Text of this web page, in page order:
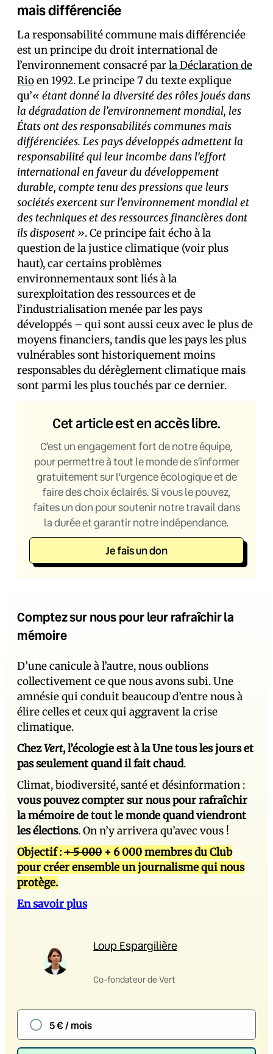
mais différenciée
La responsabilité commune mais différenciée
est un principe du droit international de
l’environnement consacré parla Déclaration de
Rioen 1992. Le principe 7 du texte explique
qu’« étant donné la diversité des rôles joués dans
la dégradation de l’environnement mondial, les
États ont des responsabilités communes mais
différenciées. Les pays développés admettent la
responsabilité qui leur incombe dans l’effort
international en faveur du développement
durable, compte tenu des pressions que leurs
sociétés exercent sur l’environnement mondial et
des techniques et des ressources financières dont
ils disposent ». Ce principe fait écho à la
question de la justice climatique (voir plus
haut), car certains problèmes
environnementaux sont liés à la
surexploitation des ressources et de
l’industrialisation menée par les pays
développés – qui sont aussi ceux avec le plus de
moyens financiers, tandis que les pays les plus
vulnérables sont historiquement moins
responsables du dérèglement climatique mais
sont parmi les plus touchés par ce dernier.
Cet article est en accès libre.
C’est un engagement fort de notre équipe,
pour permettre à tout le monde de s’informer
gratuitement sur l’urgence écologique et de
faire des choix éclairés. Si vous le pouvez,
faites un don pour soutenir notre travail dans
la durée et garantir notre indépendance.
Je fais un don
Comptez sur nous pour leur rafraîchir la
mémoire
D’une canicule à l’autre, nous oublions
collectivement ce que nous avons subi. Une
amnésie qui conduit beaucoup d’entre nous à
élire celles et ceux qui aggravent la crise
climatique.
ChezVert, l’écologie est à la Une tous les jours et
pas seulement quand il fait chaud.
Climat, biodiversité, santé et désinformation :
vous pouvez compter sur nous pour rafraîchir
la mémoire de tout le monde quand viendront
les élections. On n’y arrivera qu’avec vous !
Objectif :+ 5 000 + 6 000 membres du Club
pour créer ensemble un journalisme qui nous
protège.
En savoir plus
Loup Espargilière
Co-fondateur de Vert
5 € / mois